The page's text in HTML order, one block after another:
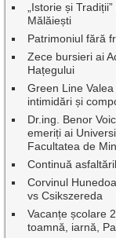
„Istorie și
Mălăiești
Patrimoniul fără
Zece bursieri ai
Hațegului
Green Line
intimidări și
Dr.ing. Benor
emeriți ai
Facultatea de
Continuă
Corvinul
vs Csikszereda
Vacanțe școlare
toamnă, iarnă,